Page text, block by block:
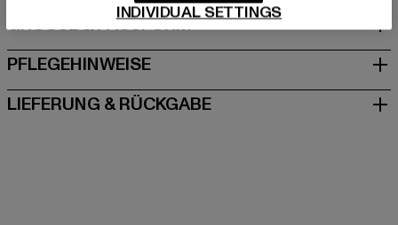
GRÖSSE & PASSFORM
PFLEGEHINWEISE
LIEFERUNG & RÜCKGABE
INDIVIDUAL SETTINGS